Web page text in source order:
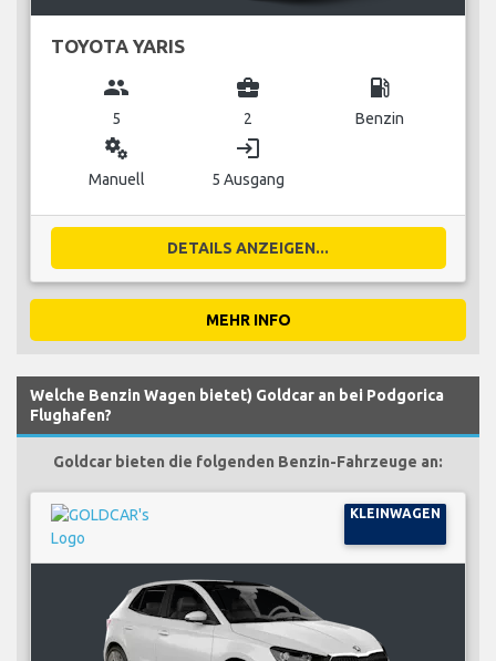
TOYOTA YARIS
group
5
business_center
2
local_gas_station
Benzin
miscellaneous_services
Manuell
login
5 Ausgang
DETAILS ANZEIGEN...
MEHR INFO
Welche Benzin Wagen bietet) Goldcar an bei Podgorica
Flughafen?
Goldcar bieten die folgenden Benzin-Fahrzeuge an:
KLEINWAGEN